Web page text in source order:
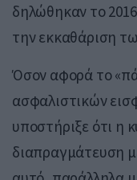
δηλώθηκαν το
την εκκαθάριση
Όσον αφορά το
ασφαλιστικών
υποστήριξε ότι η
διαπραγμάτευση